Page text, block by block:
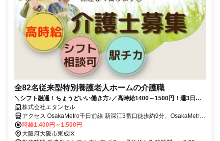
全82名従来型特別養護老人ホームの介護職
＼シフト融通！ちょうどいい働き方♪／高時給1400～1500円！週3日～
相談OK｜駅チカ★徒歩3分｜バイク、自転車通勤OK
株式会社エタンセル
アクセス OsakaMetro千日前線 新深江3番口徒歩約9分、OsakaMetro
中央線 深江橋4番口徒歩約10分、OsakaMetro中央線 緑橋4番口徒歩
約17分 【勤務地最寄駅】大阪メトロ中央線「深江橋駅」徒歩3分/大
時給1,400円～1,500円
大阪府大阪市東成区